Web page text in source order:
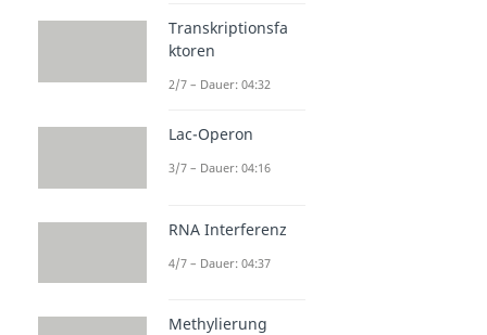
Transkriptionsfa
ktoren
2/7 – Dauer: 04:32
Lac-Operon
3/7 – Dauer: 04:16
RNA Interferenz
4/7 – Dauer: 04:37
Methylierung